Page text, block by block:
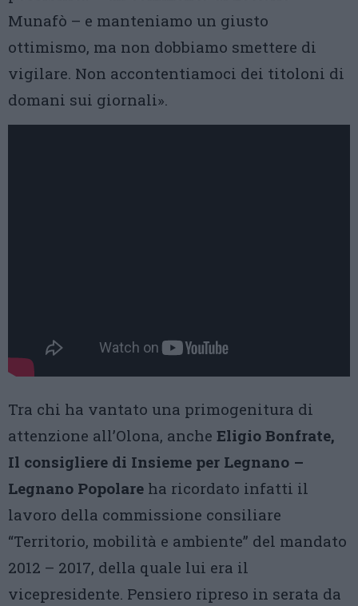
Munafò – e manteniamo un giusto
ottimismo, ma non dobbiamo smettere di
vigilare. Non accontentiamoci dei titoloni di
domani sui giornali».
Tra chi ha vantato una primogenitura di
attenzione all’Olona, anche Eligio Bonfrate,
Il consigliere di Insieme per Legnano –
Legnano Popolare ha ricordato infatti il
lavoro della commissione consiliare
“Territorio, mobilità e ambiente” del mandato
2012 – 2017, della quale lui era il
vicepresidente. Pensiero ripreso in serata da